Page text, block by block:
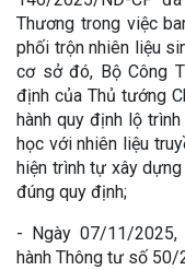
Thương trong việc
phối trộn nhiên liệu
cơ sở đó, Bộ Công
định của Thủ tướng
hành quy định lộ
học với nhiên liệu
hiện trình tự xây
đúng quy định;
- Ngày 07/11/2025,
hành Thông tư số